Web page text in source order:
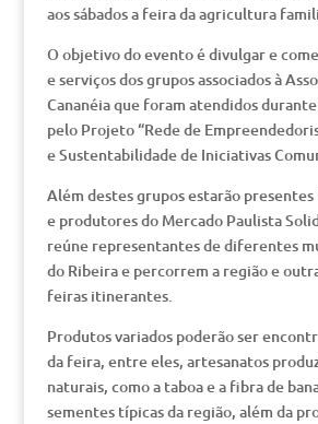
aos sábados a feira da agricultura
O objetivo do evento é divulgar e
e serviços dos grupos associados à
Cananéia que foram atendidos
pelo Projeto “Rede de
e Sustentabilidade de Iniciativas
Além destes grupos estarão
e produtores do Mercado Paulista
reúne representantes de diferentes
do Ribeira e percorrem a região e
feiras itinerantes.
Produtos variados poderão ser
da feira, entre eles, artesanatos
naturais, como a taboa e a fibra de
sementes típicas da região, além da